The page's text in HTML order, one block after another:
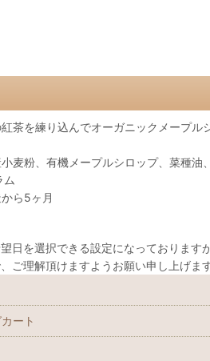
茶を練り込んでオーガニックメープル
麦粉、有機メープルシロップ、菜種油
ム
ら5ヶ月
日を選択できる設定になっておりま
ご理解頂けますようお願い申し上げ
ート